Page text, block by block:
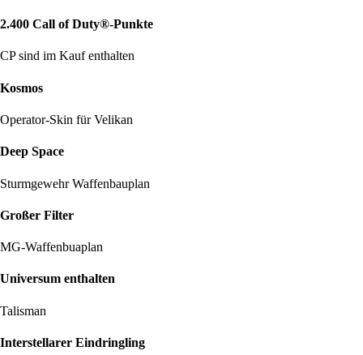
2.400 Call of Duty®-Punkte
CP sind im Kauf enthalten
Kosmos
Operator-Skin für Velikan
Deep Space
Sturmgewehr Waffenbauplan
Großer Filter
MG-Waffenbuaplan
Universum enthalten
Talisman
Interstellarer Eindringling